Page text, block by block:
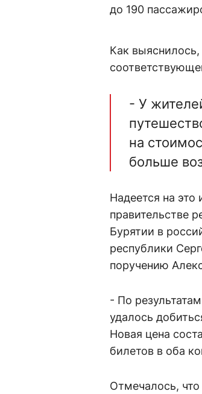
до 190
Как
- У
на
больше
Надеется на
правительстве
Бурятии в
республики
поручению
- По
удалось
Новая цена
билетов в оба
Отмечалось, что